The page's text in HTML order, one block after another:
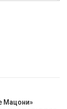
Мацони»